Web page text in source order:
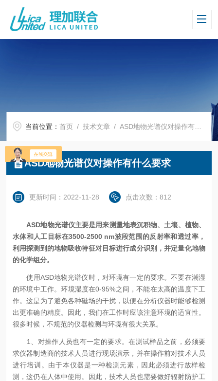
当前位置：首页 /技术文章 / ASD地物光谱仪对操作有什么要求
ASD地物光谱仪对操作有什么要求
更新时间：2022-11-28 点击次数：812
ASD地物光谱仪主要是用来测量地表沉积物、土壤、植物、
水体和人工目标在3500-2500 nm波段范围的反射率和透过率，
利用探测到的地物吸收特征对目标进行成分识别，并定量化地物
的化学组分。
使用ASD地物光谱仪时，对环境有一定的要求。不要在潮湿
的环境中工作。环境湿度在0-95%之间，不能在太高的温度下工
作。这是为了避免各种磁场的干扰，以便在分析仪器时能够检测
出更准确的精度。因此，我们在工作时应该注意环境的适宜性。
很多时候，不规范的仪器检测与环境有很大关系。
1、对操作人员也有一定的要求。在测试样品之前，必须要
求仪器制造商的技术人员进行现场演示，并在操作前对技术人员
进行培训。由于本仪器是一种检测元素，因此必须进行放样检
测，这仍在人体中使用。因此，技术人员也需要做好辐射防护工